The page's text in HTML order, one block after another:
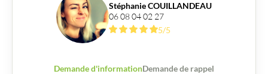
Stéphanie COUILLANDEAU
06 08 04 02 27
5/5
Demande d'informationDemande de rappel